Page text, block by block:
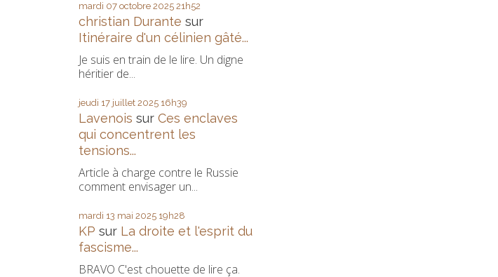
mardi 07 octobre 2025 21h52
christian Durante sur
Itinéraire d'un célinien gâté...
Je suis en train de le lire. Un digne
héritier de...
jeudi 17 juillet 2025 16h39
Lavenois sur Ces enclaves
qui concentrent les
tensions...
Article à charge contre le Russie
comment envisager un...
mardi 13 mai 2025 19h28
KP sur La droite et l'esprit du
fascisme...
BRAVO C'est chouette de lire ça.